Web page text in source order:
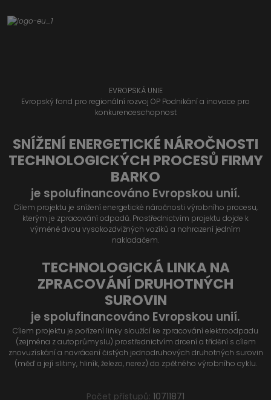
EVROPSKÁ UNIE
Evropský fond pro regionální rozvoj OP Podnikání a inovace pro
konkurenceschopnost
SNÍŽENÍ ENERGETICKÉ NÁROČNOSTI
TECHNOLOGICKÝCH PROCESŮ FIRMY
BARKO
je spolufinancováno Evropskou unií.
Cílem projektu je snížení energetické náročnosti výrobního procesu,
kterým je zpracování odpadů. Prostřednictvím projektu dojde k
výměně dvou vysokozdvižných vozíků a nahrazení jedním
nakladačem.
TECHNOLOGICKÁ LINKA NA
ZPRACOVÁNÍ DRUHOTNÝCH
SUROVIN
je spolufinancováno Evropskou unií.
Cílem projektu je pořízení linky sloužící ke zpracování elektroodpadu
(zejména z autoprůmyslu) prostřednictvím drcení a třídění s cílem
znovuzískání a navrácení čistých jednodruhových druhotných surovin
(měď a její slitiny, hliník, železo, nerez) do zpětného výrobního cyklu.
Počet přístupů: 10711871